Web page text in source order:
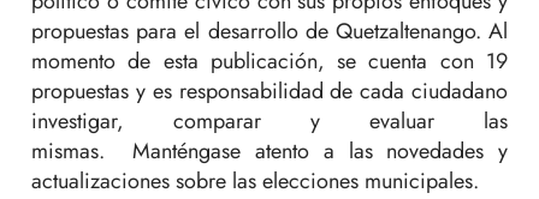
propuestas para el desarrollo de Quetzaltenango. Al
momento de esta publicación, se cuenta con 19
propuestas y es responsabilidad de cada ciudadano
investigar, comparar y evaluar las
mismas. Manténgase atento a las novedades y
actualizaciones sobre las elecciones municipales.